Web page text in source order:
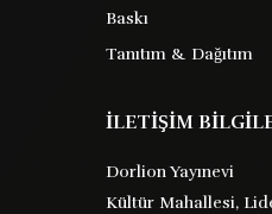
Barkod :
Yayın Evi :
...
Baskı
Tanıtım & Dağıtım
İLETİŞİM
Dorlion Yayınevi
Kültür Mahallesi,